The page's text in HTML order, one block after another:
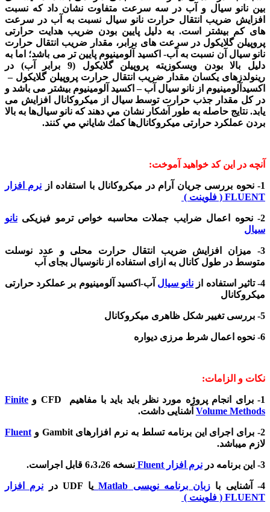
بین نانو سیال و آب در سه سرعت متفاوت نشان داد که نسبت
افزایش ضریب انتقال حرارت نانو سیال نسبت به آب در سرعت
های کم بیشتر است. به دلیل پایین بودن ضریب هدایت حرارتی
پروپیلن گلایکول در سرعت های برابر، مقدار ضریب انتقال حرارت
نانو سیال آن نسبت به آب- اکسید آلومینیوم پایین تر می باشد؛ اما به
دلیل بالا بودن ویسکوزیته پروپیلن گلایکول (9 برابر آب) در
رینولدزهای یکسان مقدار ضریب انتقال حرارت پروپیلن گلایکول –
اکسیدآلومینیوم از نانو سیال آب – اکسید آلومینیوم بیشتر می باشد و
در کل مقدار جذب حرارت توسط سیال از میکروکانال افزایش می
یابد. نتايج حاصله به طور آشكار نشان مي دهند كه نانو سيال‌ها به بالا
بردن عملكرد حرارتی ميكروکانال‌ها كمك شاياني مي كنند.
آنچه در این کد خواهید آموخت:
1- نحوه بررسی جریان آرام در میکروکانال با استفاده از
نرم افزار
FLUENT ( فلوینت )
2- نحوه اعمال ضرایب جملات محاسبه خواص ترمو فیزیکی
نانو
سیال
3- میزان افزایش ضریب انتقال حرارت محلی و عدد نوسلت
متوسط در طول کانال به ازای استفاده از نانوسیال بجای آب
4- تاثیر استفاده از نانو سیال آب-اکسید آلومینیوم بر عملکرد حرارتی
میکروکانال
5- بررسی تغییر شکل ظاهری میکروکانال
6- نحوه اعمال شرط مرزی دیواره
نکات و الزامات:
1- برای انجام پروژه مورد نظر باید باید با مفاهیم CFD و
Finite
Volume Methods آشنایی داشت.
2- برای اجرای این برنامه تسلط به نرم افزارهای Gambit و
Fluent
لازم میباشد.
3- این برنامه در نرم افزار Fluent نسخه 6،3،26 قابل اجراست.
4- آشنایی با زبان برنامه نویسی Matlab یا UDF در
نرم افزار
FLUENT ( فلوینت )